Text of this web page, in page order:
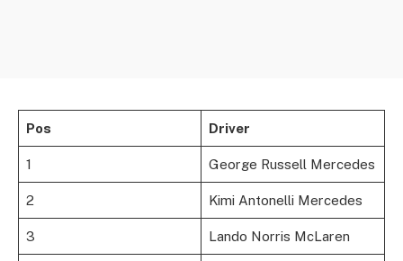
Pos Driver
1 George Russell Mercedes
2 Kimi Antonelli Mercedes
3 Lando Norris McLaren